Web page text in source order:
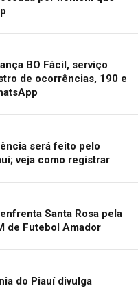
BO Fácil, serviço
de ocorrências, 190 e
será feito pelo
veja como registrar
Santa Rosa pela
de Futebol Amador
do Piauí divulga